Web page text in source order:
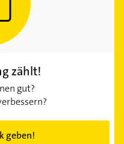
zählt!
gut?
geben!